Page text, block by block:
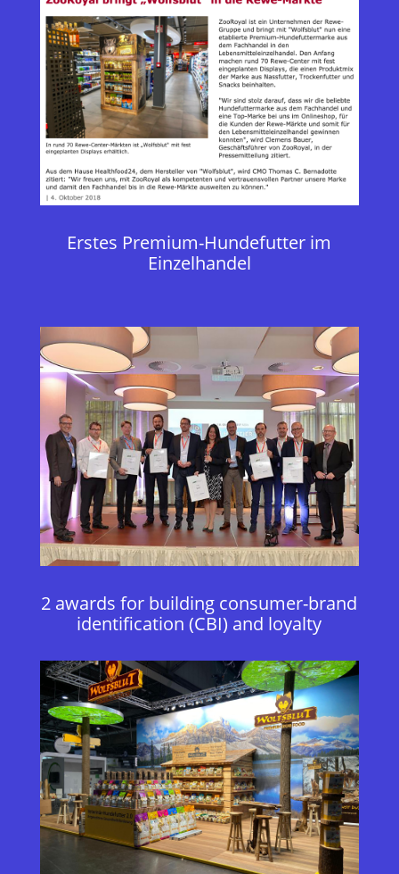
Erstes Premium-Hundefutter im
Einzelhandel
2 awards for building consumer-brand
identification (CBI) and loyalty